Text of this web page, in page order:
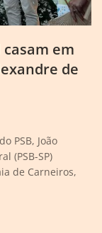
casam em
de
PSB, João
(PSB-SP)
de Carneiros,